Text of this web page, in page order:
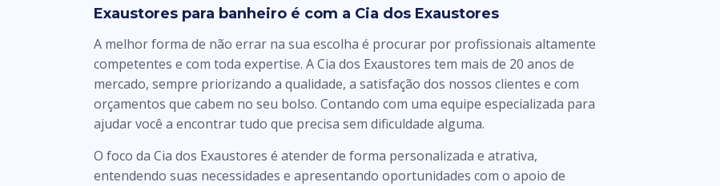
Exaustores para banheiro é com a Cia dos Exaustores
A melhor forma de não errar na sua escolha é procurar por profissionais altamente
competentes e com toda expertise. A Cia dos Exaustores tem mais de 20 anos de
mercado, sempre priorizando a qualidade, a satisfação dos nossos clientes e com
orçamentos que cabem no seu bolso. Contando com uma equipe especializada para
ajudar você a encontrar tudo que precisa sem dificuldade alguma.
O foco da Cia dos Exaustores é atender de forma personalizada e atrativa,
entendendo suas necessidades e apresentando oportunidades com o apoio de